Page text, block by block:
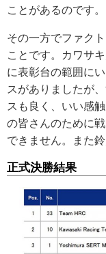
ことがあるのです。
その一方でファク
ことです。カワサ
に表彰台の範囲に
スがありましたが
スも良く、いい感
の皆さんのために
できません。また鈴
正式決勝結果